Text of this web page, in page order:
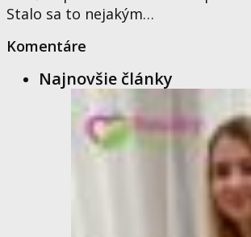
Stalo sa to nejakým…
Komentáre
Najnovšie články